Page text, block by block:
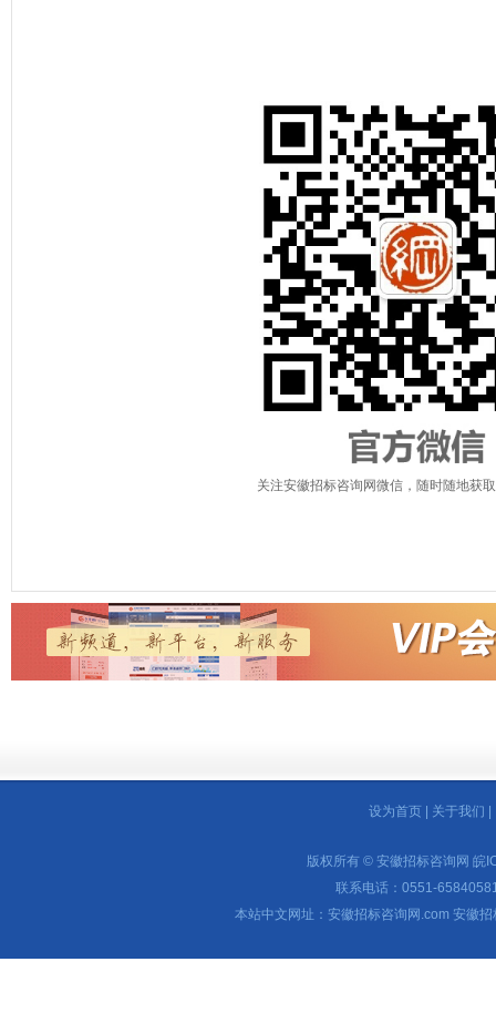
关注安徽招标咨询网微信，随时随地获
设为首页 关于我们
版权所有 © 安徽招标咨询网 皖
联系电话：0551-
本站中文网址：安徽招标咨询网.com 安徽